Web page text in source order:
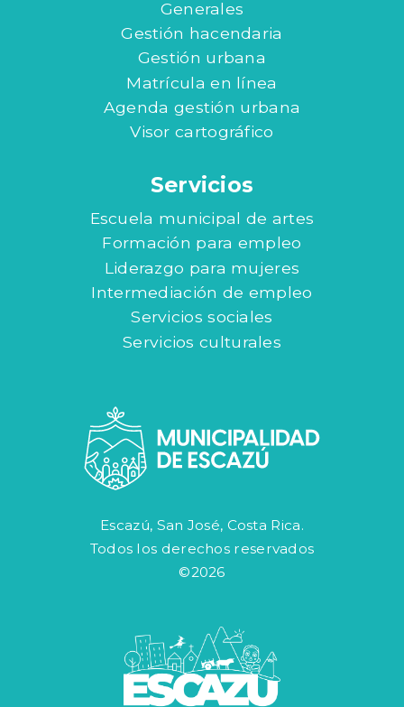
Generales
Gestión hacendaria
Gestión urbana
Matrícula en línea
Agenda gestión urbana
Visor cartográfico
Servicios
Escuela municipal de artes
Formación para empleo
Liderazgo para mujeres
Intermediación de empleo
Servicios sociales
Servicios culturales
Escazú, San José, Costa Rica.
Todos los derechos reservados
©2026